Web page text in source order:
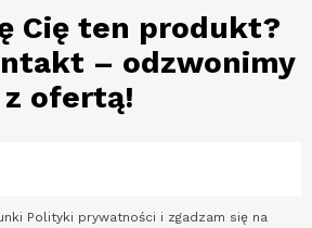
Cię ten produkt?
– odzwonimy
z ofertą!
Polityki prywatności i zgadzam się na